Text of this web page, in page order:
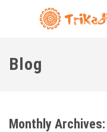
Blog
Monthly Archives: